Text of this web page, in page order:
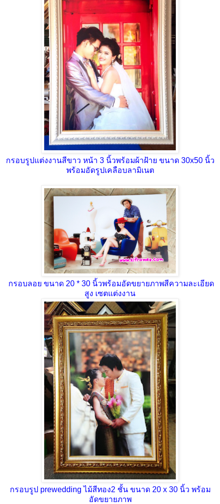
กรอบรูปแต่งงานสีขาว หน้า 3 นิ้วพร้อมผ้าฝ้าย ขนาด 30x50 นิ้ว
พร้อมอัดรูปเคลือบลามิเนต
กรอบลอย ขนาด 20 * 30 นิ้วพร้อมอัดขยายภาพสีความละเอียด
สูง เซตแต่งงาน
กรอบรูป prewedding ไม้สีทอง2 ชั้น ขนาด 20 x 30 นิ้ว พร้อม
อัดขยายภาพ